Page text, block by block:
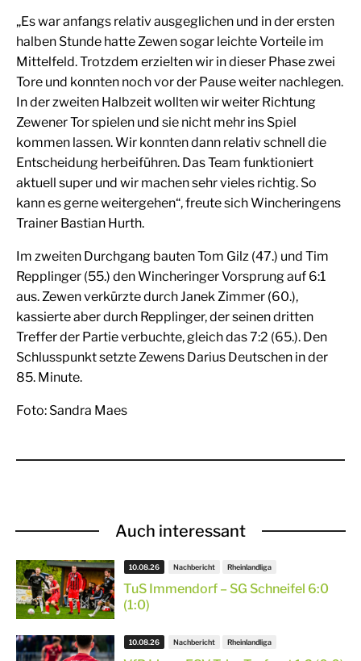
„Es war anfangs relativ ausgeglichen und in der ersten
halben Stunde hatte Zewen sogar leichte Vorteile im
Mittelfeld. Trotzdem erzielten wir in dieser Phase zwei
Tore und konnten noch vor der Pause weiter nachlegen.
In der zweiten Halbzeit wollten wir weiter Richtung
Zewener Tor spielen und sie nicht mehr ins Spiel
kommen lassen. Wir konnten dann relativ schnell die
Entscheidung herbeiführen. Das Team funktioniert
aktuell super und wir machen sehr vieles richtig. So
kann es gerne weitergehen“, freute sich Wincheringens
Trainer Bastian Hurth.
Im zweiten Durchgang bauten Tom Gilz (47.) und Tim
Repplinger (55.) den Wincheringer Vorsprung auf 6:1
aus. Zewen verkürzte durch Janek Zimmer (60.),
kassierte aber durch Repplinger, der seinen dritten
Treffer der Partie verbuchte, gleich das 7:2 (65.). Den
Schlusspunkt setzte Zewens Darius Deutschen in der
85. Minute.
Foto: Sandra Maes
Auch interessant
TuS Immendorf – SG Schneifel 6:0
(1:0)
10.08.26 Nachbericht Rheinlandliga
10.08.26 Nachbericht Rheinlandliga